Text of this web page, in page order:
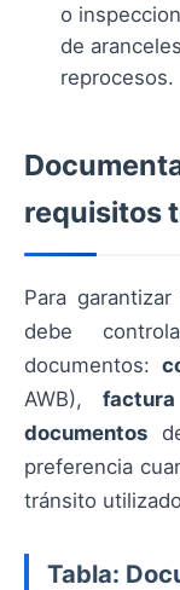
o
de
reprocesos.
requisitos
Para
debe
documentos:
AWB), factura
documentos
preferencia
tránsito
Tabla: